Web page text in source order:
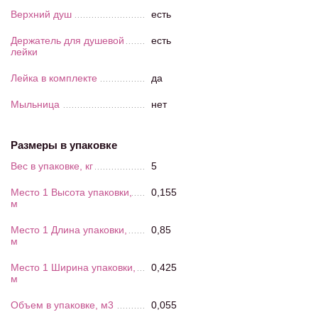
Верхний душ есть
Держатель для душевой
лейки
есть
Лейка в комплекте да
Мыльница нет
Размеры в упаковке
Вес в упаковке, кг 5
Место 1 Высота упаковки,
м
0,155
Место 1 Длина упаковки,
м
0,85
Место 1 Ширина упаковки,
м
0,425
Объем в упаковке, м3 0,055